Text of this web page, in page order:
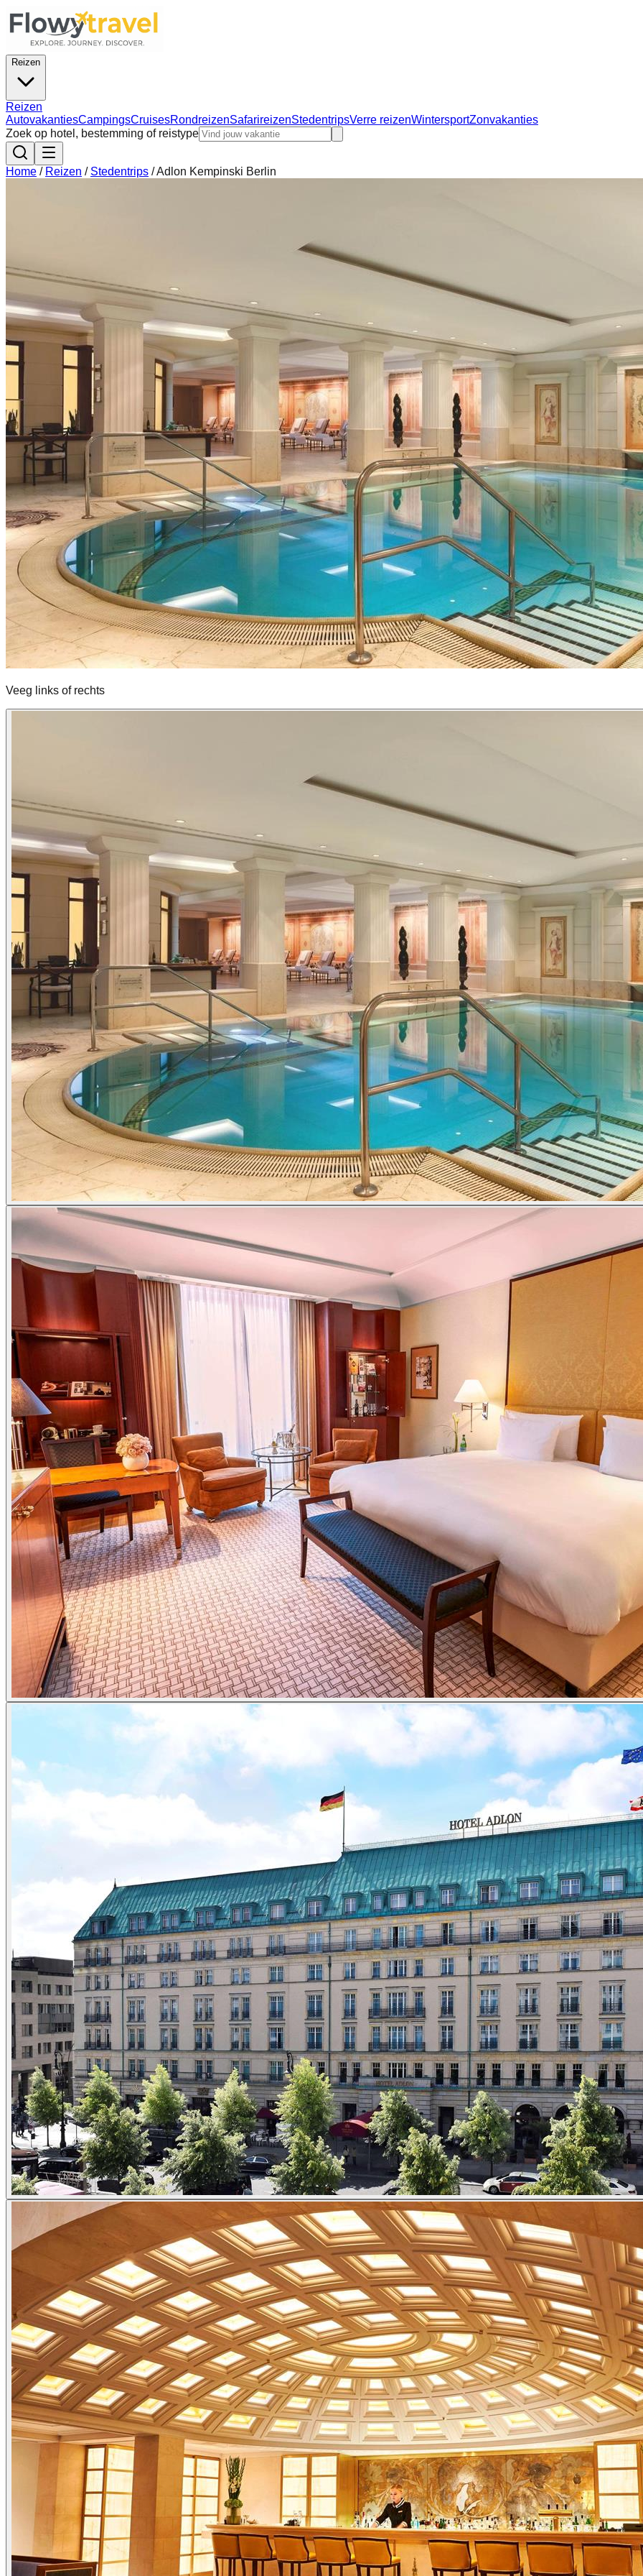
Reizen
Reizen
AutovakantiesCampingsCruisesRondreizenSafarireizenStedentripsVerre reizenWintersportZonvakanties
Zoek op hotel, bestemming of reistype
Home / Reizen / Stedentrips /Adlon Kempinski Berlin
Veeg links of rechts